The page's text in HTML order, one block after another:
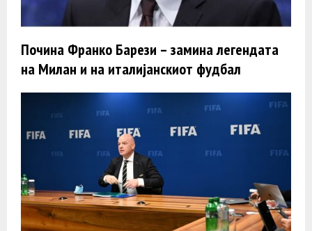
Почина Франко Барези – замина легендата
на Милан и на италијанскиот фудбал